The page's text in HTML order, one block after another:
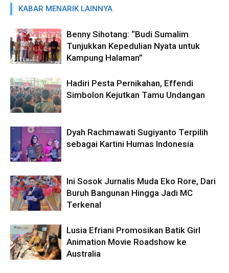
KABAR MENARIK LAINNYA
Benny Sihotang: “Budi Sumalim
Tunjukkan Kepedulian Nyata untuk
Kampung Halaman”
Hadiri Pesta Pernikahan, Effendi
Simbolon Kejutkan Tamu Undangan
Dyah Rachmawati Sugiyanto Terpilih
sebagai Kartini Humas Indonesia
Ini Sosok Jurnalis Muda Eko Rore, Dari
Buruh Bangunan Hingga Jadi MC
Terkenal
Lusia Efriani Promosikan Batik Girl
Animation Movie Roadshow ke
Australia